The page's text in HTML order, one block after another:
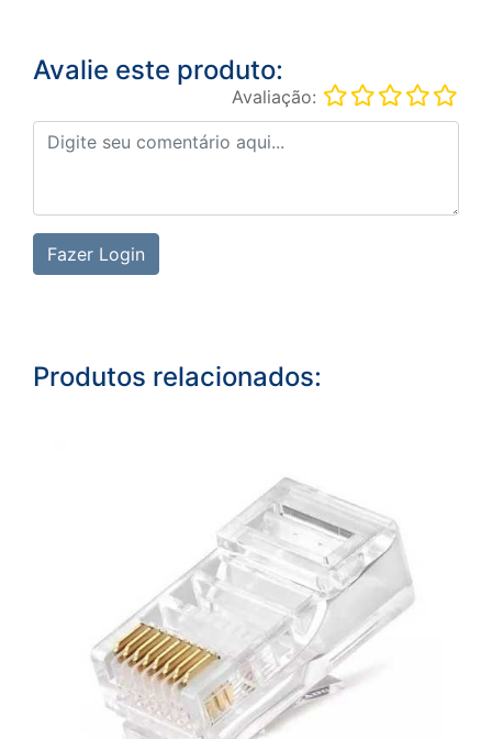
Avalie este produto:
Avaliação:
Fazer Login
Produtos relacionados: